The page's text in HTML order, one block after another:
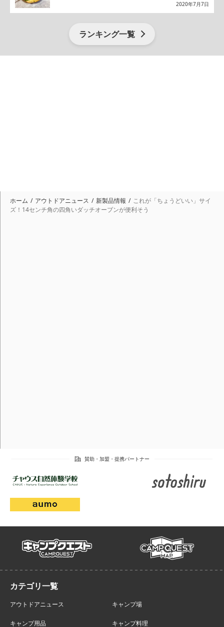
2020年7月7日
ランキング一覧
ホーム アウトドアニュース 新製品情報
これが「ちょうどいい」サイ
ズ！14センチ角の四角いダッチオーブンが便利そう
campquest campmap
アウトドアニュース キャンプ場
キャンプ用品 キャンプ料理